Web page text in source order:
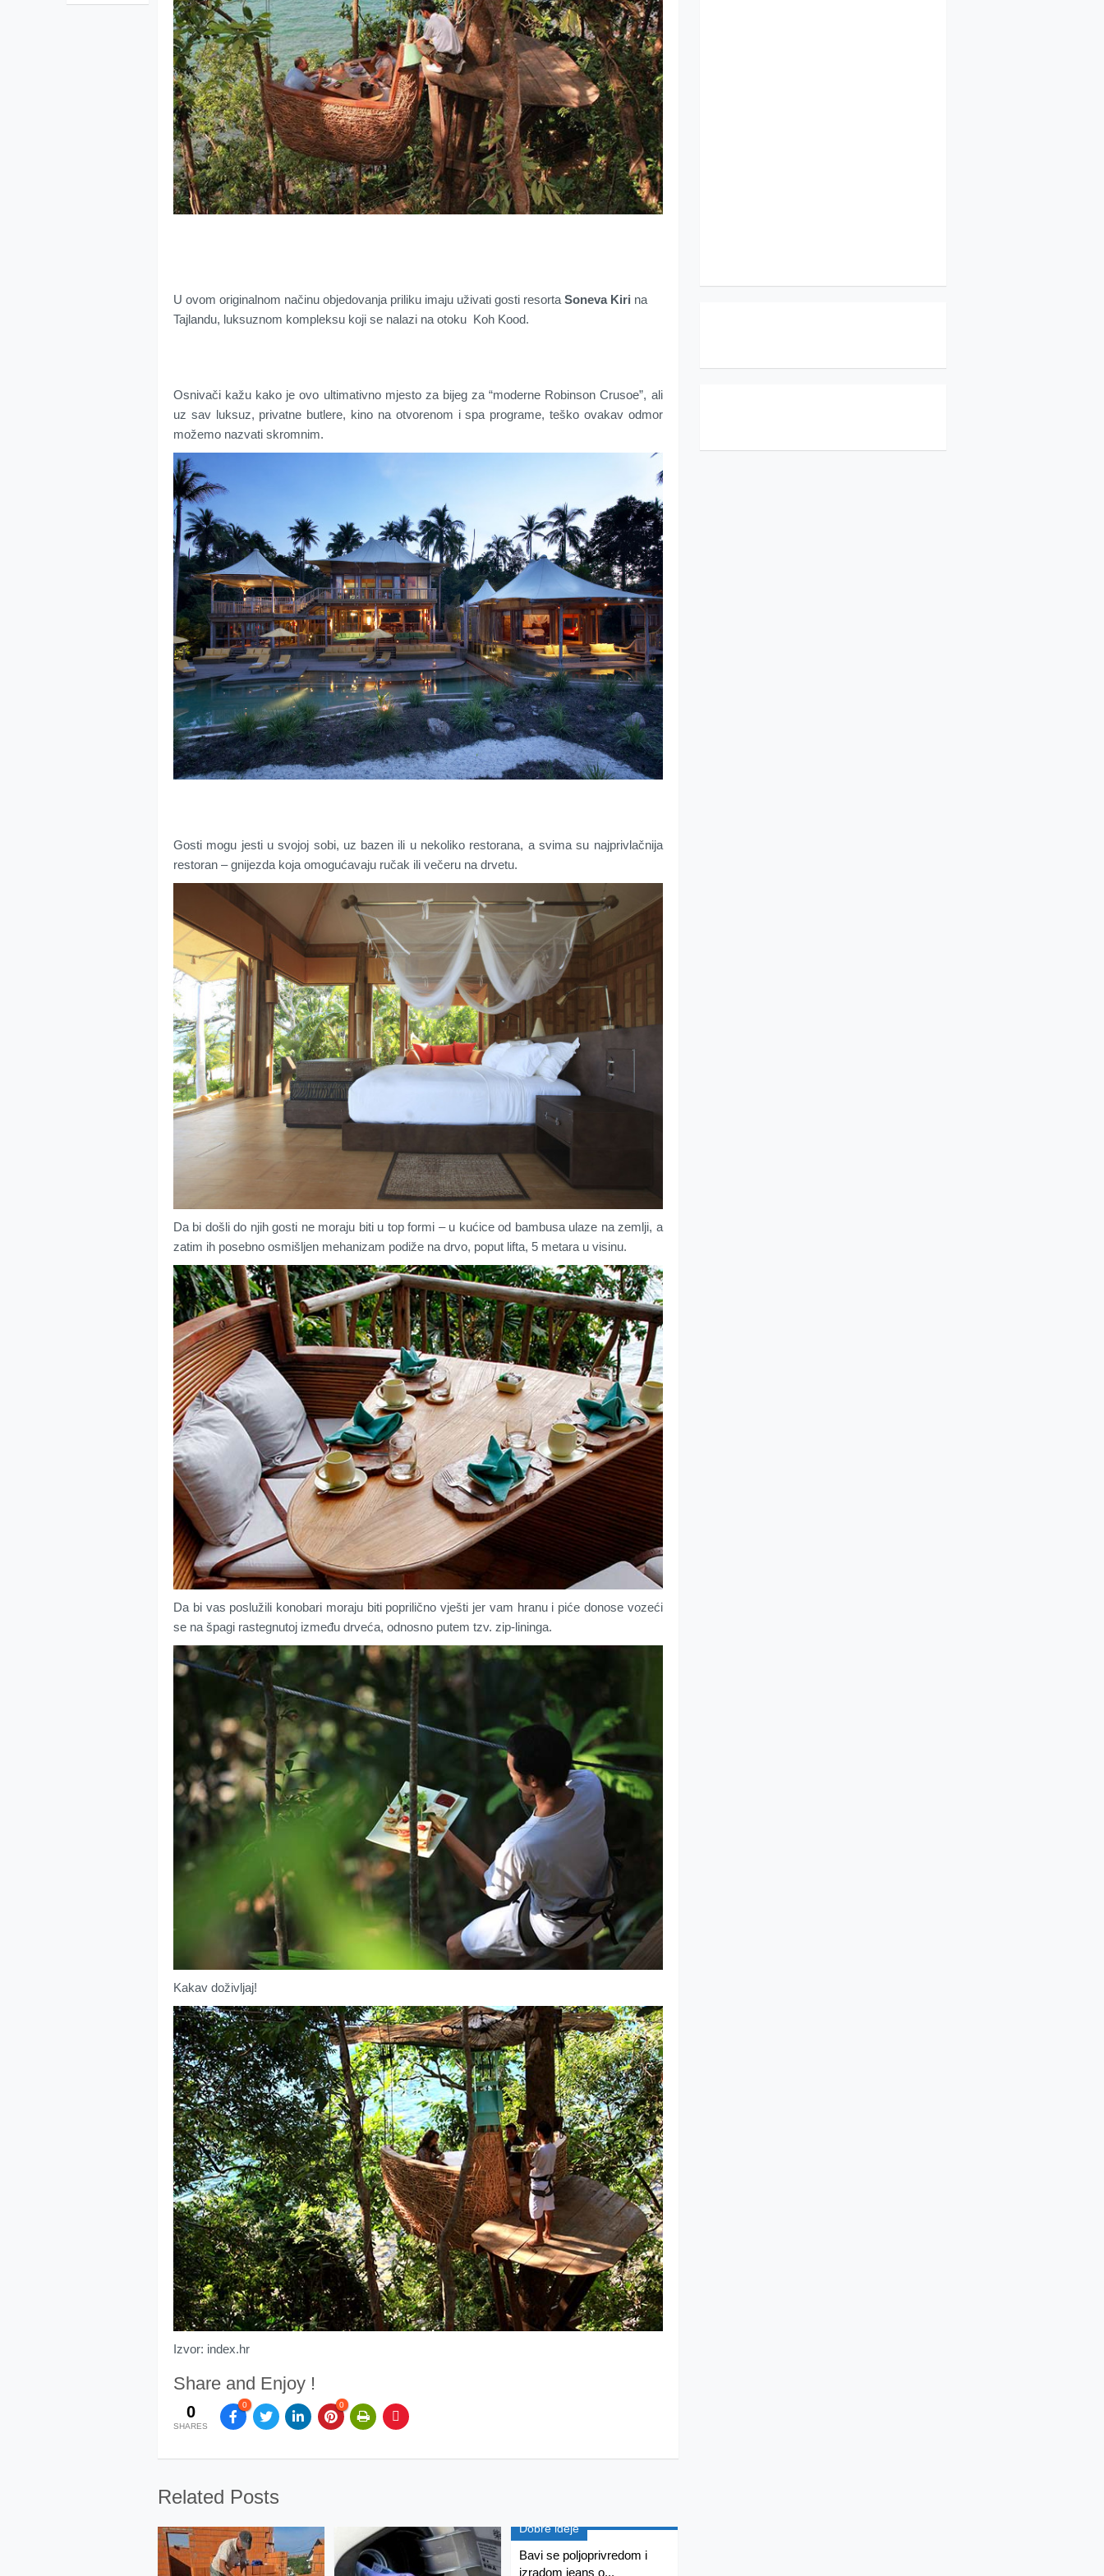
U ovom originalnom načinu objedovanja priliku imaju uživati gosti resorta Soneva Kiri na
Tajlandu, luksuznom kompleksu koji se nalazi na otoku Koh Kood.
Osnivači kažu kako je ovo ultimativno mjesto za bijeg za “moderne Robinson Crusoe”, ali
uz sav luksuz, privatne butlere, kino na otvorenom i spa programe, teško ovakav odmor
možemo nazvati skromnim.
Gosti mogu jesti u svojoj sobi, uz bazen ili u nekoliko restorana, a svima su najprivlačnija
restoran – gnijezda koja omogućavaju ručak ili večeru na drvetu.
Da bi došli do njih gosti ne moraju biti u top formi – u kućice od bambusa ulaze na zemlji, a
zatim ih posebno osmišljen mehanizam podiže na drvo, poput lifta, 5 metara u visinu.
Da bi vas poslužili konobari moraju biti poprilično vješti jer vam hranu i piće donose vozeći
se na špagi rastegnutoj između drveća, odnosno putem tzv. zip-lininga.
Kakav doživljaj!
Izvor: index.hr
Share and Enjoy !
0
SHARES
0 0
Related Posts
Dobre ideje
Bavi se poljoprivredom i
izradom jeans o...